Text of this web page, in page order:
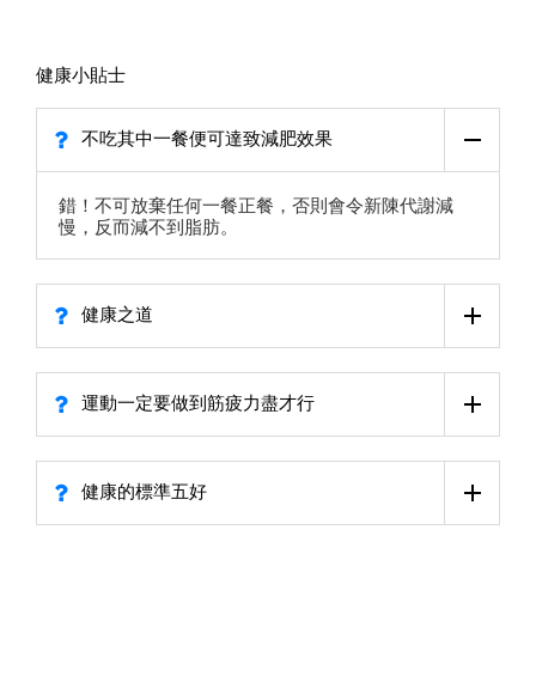
健康小貼士
不吃其中一餐便可達致減肥效果
錯！不可放棄任何一餐正餐，否則會令新陳代謝減
慢，反而減不到脂肪。
健康之道
運動一定要做到筋疲力盡才行
健康的標準五好